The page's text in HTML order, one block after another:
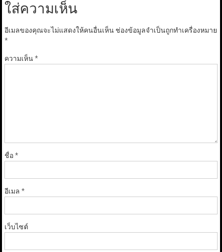
ใส่ความเห็น
อีเมลของคุณจะไม่แสดงให้คนอื่นเห็น ช่องข้อมูลจำเป็นถูกทำเครื่องหมาย
*
ความเห็น*
ชื่อ*
อีเมล *
เว็บไซต์